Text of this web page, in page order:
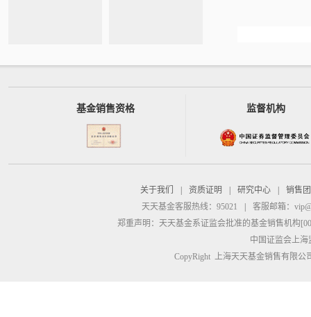
基金销售资格 监督机构
关于我们 资质证明 研究中心
销售
天天基金客服热线：95021
客服邮箱：
郑重声明： 天天基金系证监会批准的基金销售机构
中国证监会上
CopyRight 上海天天基金销售有限